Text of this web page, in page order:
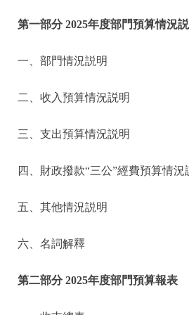
第一部分 2025年度部門預算情況
一、部門情況説明
二、收入預算情況説明
三、支出預算情況説明
四、財政撥款“三公”經費預算情況
五、其他情況説明
六、名詞解釋
第二部分 2025年度部門預算報表